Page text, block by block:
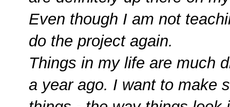
Even though I am not
do the project again.
Things in my life are much
a year ago. I want to make